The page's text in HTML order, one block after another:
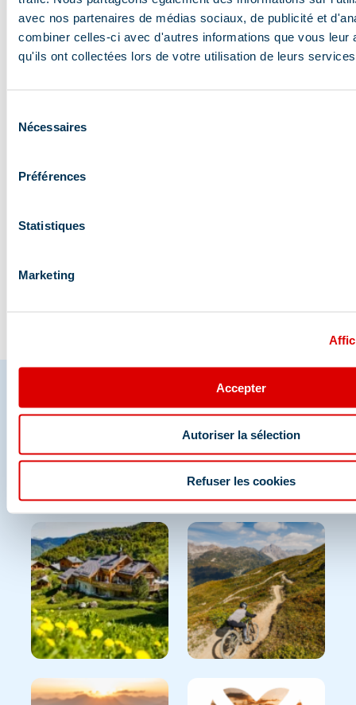
avec nos partenaires de médias sociaux, de publicité et
combiner celles-ci avec d'autres informations que vous leur
qu'ils ont collectées lors de votre utilisation de leurs
Nécessaires
Préférences
Statistiques
Marketing
Accepter
Autoriser la sélection
Refuser les cookies
Accès à la station
Blog et actualités
vallée : où et
Partagez vos moments à
Méribel
Et retrouvez-nous sur les réseaux sociaux